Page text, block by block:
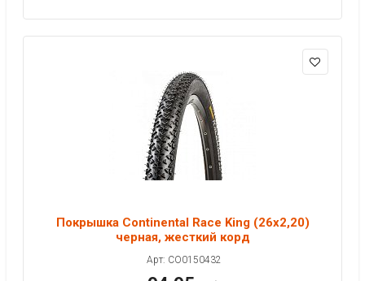
Покрышка Continental Race King (26x2,20)
черная, жесткий корд
Арт: CO0150432